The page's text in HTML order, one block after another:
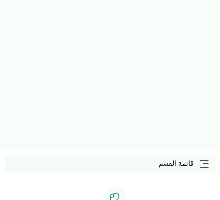
قائمة القسم